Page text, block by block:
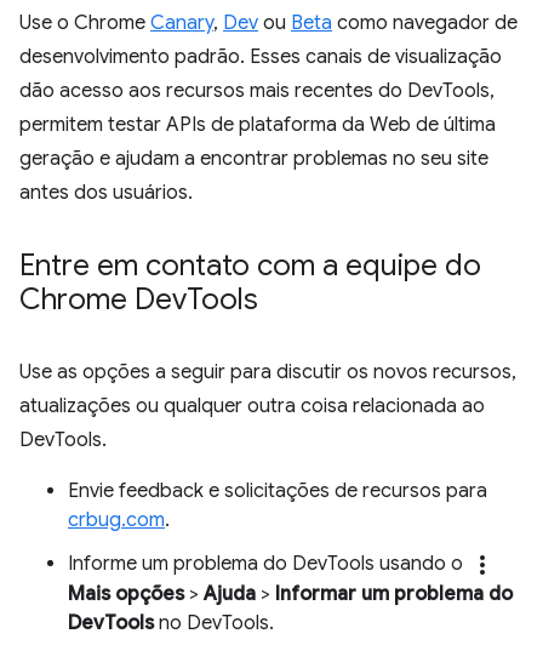
Use o Chrome Canary, Dev ou Beta como navegador de
desenvolvimento padrão. Esses canais de visualização
dão acesso aos recursos mais recentes do DevTools,
permitem testar APIs de plataforma da Web de última
geração e ajudam a encontrar problemas no seu site
antes dos usuários.
Entre em contato com a equipe do
Chrome DevTools
Use as opções a seguir para discutir os novos recursos,
atualizações ou qualquer outra coisa relacionada ao
DevTools.
Envie feedback e solicitações de recursos para
crbug.com.
Informe um problema do DevTools usando o
more_vert
Mais opções>Ajuda > Informar um problema do
DevToolsno DevTools.